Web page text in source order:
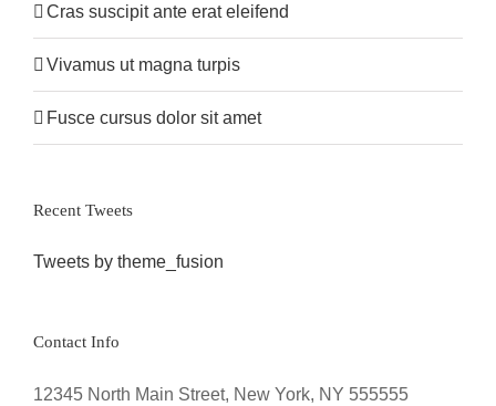
Cras suscipit ante erat eleifend
Vivamus ut magna turpis
Fusce cursus dolor sit amet
Recent Tweets
Tweets by theme_fusion
Contact Info
12345 North Main Street, New York, NY 555555